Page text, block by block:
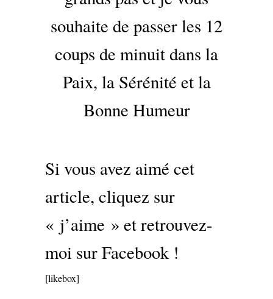
souhaite de passer les 12
coups de minuit dans la
Paix, la Sérénité et la
Bonne Humeur
Si vous avez aimé cet
article, cliquez sur
« j’aime » et retrouvez-
moi sur Facebook !
[likebox]